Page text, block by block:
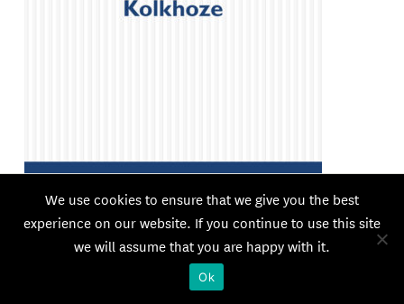
We use cookies to ensure that we give you the best
experience on our website. If you continue to use this site
we will assume that you are happy with it.
Ok